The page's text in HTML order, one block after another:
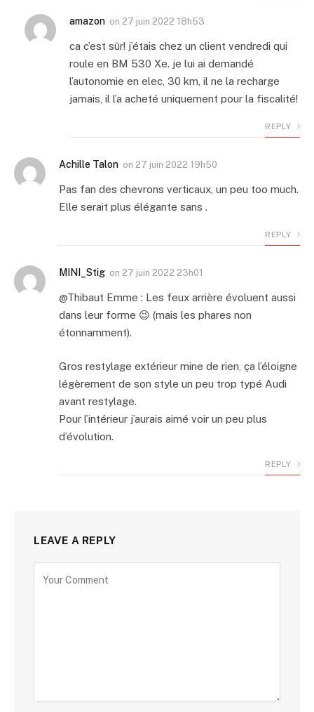
amazon on 27 juin 2022 18h53
ca c’est sûr! j’étais chez un client vendredi qui
roule en BM 530 Xe. je lui ai demandé
l’autonomie en elec, 30 km, il ne la recharge
jamais, il l’a acheté uniquement pour la fiscalité!
REPLY
Achille Talon on 27 juin 2022 19h50
Pas fan des chevrons verticaux, un peu too much.
Elle serait plus élégante sans .
REPLY
MINI_Stig on 27 juin 2022 23h01
@Thibaut Emme : Les feux arrière évoluent aussi
dans leur forme 😉 (mais les phares non
étonnamment).
Gros restylage extérieur mine de rien, ça l’éloigne
légèrement de son style un peu trop typé Audi
avant restylage.
Pour l’intérieur j’aurais aimé voir un peu plus
d’évolution.
REPLY
LEAVE A REPLY